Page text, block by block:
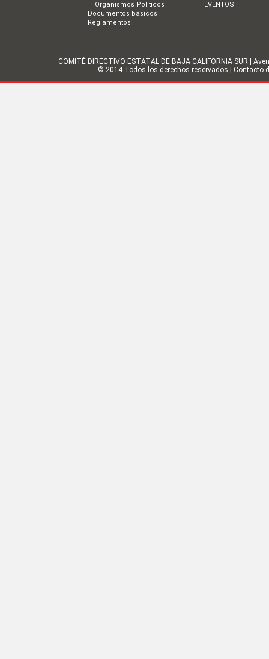
Organismos Políticos
Documentos básicos
Reglamentos
EVENTOS
COMITÉ DIRECTIVO ESTATAL DE BAJA CALIFORNIA SUR |
© 2014 Todos los derechos reservados
Contacto